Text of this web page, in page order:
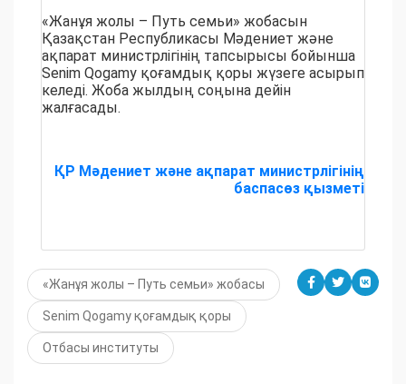
«Жанұя жолы – Путь семьи» жобасын
Қазақстан Республикасы Мәдениет және
ақпарат министрлігінің тапсырысы бойынша
Senim Qogamy қоғамдық қоры жүзеге асырып
келеді. Жоба жылдың соңына дейін
жалғасады.
ҚР Мәдениет және ақпарат министрлігінің
баспасөз қызметі
«Жанұя жолы – Путь семьи» жобасы
Senim Qogamy қоғамдық қоры
Отбасы институты